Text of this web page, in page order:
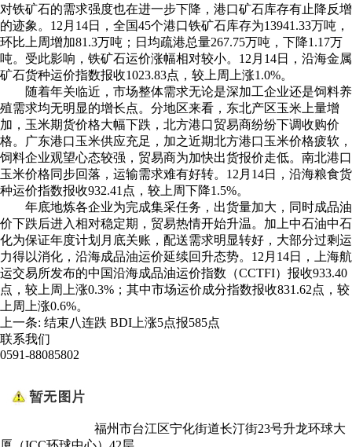
对铁矿石的需求强度也在进一步下降，港口矿石库存有止降反增
的迹象。12月14日，全国45个港口铁矿石库存为13941.33万吨，
环比上周增加81.3万吨；日均疏港总量267.75万吨，下降1.17万
吨。受此影响，铁矿石运价涨幅相对较小。12月14日，沿海金属
矿石货种运价指数报收1023.83点，较上周上涨1.0%。
随着年关临近，市场整体需求无论是深加工企业还是饲料养
殖需求均无明显的增长点。分地区来看，东北产区玉米上量增
加，玉米期货价格大幅下跌，北方港口贸易商纷纷下调收购价
格。广东港口玉米供应充足，加之近期北方港口玉米价格疲软，
饲料企业观望心态较强，贸易商为加快出货报价走低。南北港口
玉米价格同步回落，运输需求难有好转。12月14日，沿海粮食货
种运价指数报收932.41点，较上周下降1.5%。
年底地炼各企业为完成集采任务，出货量加大，同时成品油
价下跌后进入相对稳定期，贸易热情开始升温。加上中石油中石
化为保证年度计划月底关账，配送需求明显转好，大部分过剩运
力得以消化，沿海成品油运价延续回升态势。12月14日，上海航
运交易所发布的中国沿海成品油运价指数（CCTFI）报收933.40
点，较上周上涨0.3%；其中市场运价成分指数报收831.62点，较
上周上涨0.6%。
上一条: 结束八连跌 BDI上涨5点报585点
联系我们
0591-88085802
福州市台江区宁化街道长汀街23号升龙环球大